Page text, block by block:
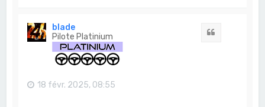
blade
Pilote Platinium
18 févr. 2025, 08:55